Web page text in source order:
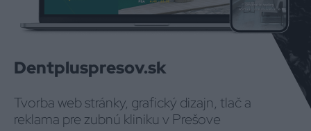
Dentpluspresov.sk
Tvorba web stránky, grafický dizajn, tlač a
reklama pre zubnú kliniku v Prešove